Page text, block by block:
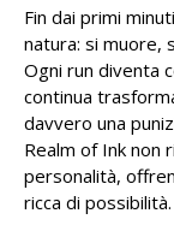
Fin dai primi
natura: si muore,
Ogni run diventa
continua
davvero una
Realm of Ink non
personalità,
ricca di possibilità.